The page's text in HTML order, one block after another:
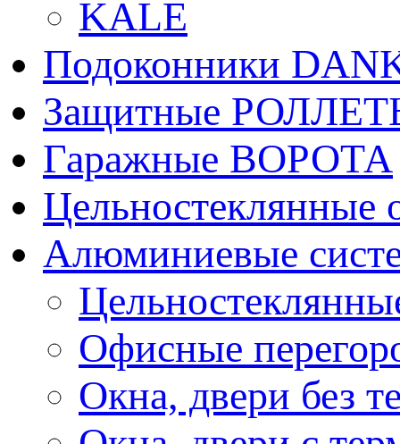
KALE
Подоконники
Защитные
Гаражные ВОРОТА
Цельностеклянные
Алюминиевые
Офисные
Окна, двери без